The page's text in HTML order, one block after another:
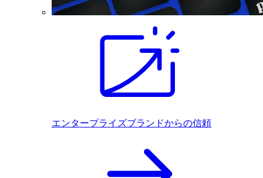
エンタープライズブランドからの信頼